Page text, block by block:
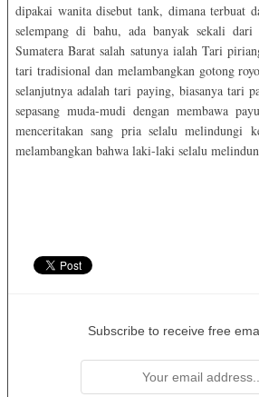
dipakai wanita disebut tank, dimana terbuat
selempang di bahu, ada banyak sekali
Sumatera Barat salah satunya ialah Tari
tari tradisional dan melambangkan gotong
selanjutnya adalah tari paying, biasanya tari
sepasang muda-mudi dengan membawa
menceritakan sang pria selalu melindungi
melambangkan bahwa laki-laki selalu
Subscribe to receive free